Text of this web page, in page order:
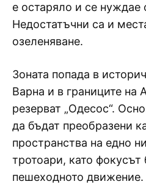
е остаряло и се нуждае
Недостатъчни са и
озеленяване.
Зоната попада в
Варна и в границите на
резерват „Одесос“.
да бъдат преобразени
пространства на едно
тротоари, като
пешеходното движение.